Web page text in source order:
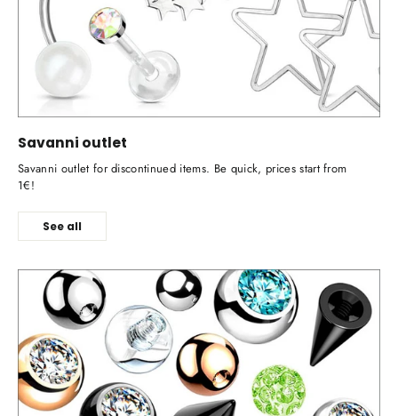
Savanni outlet
Savanni outlet for discontinued items. Be quick, prices start from
1€!
See all